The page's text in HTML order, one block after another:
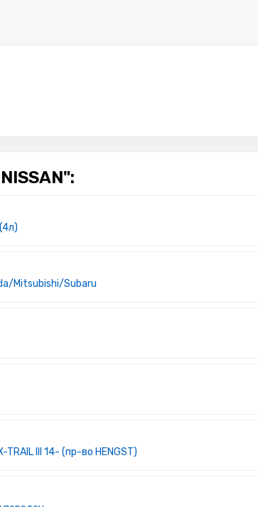
Mitsubishi/Subaru
TRAIL III 14- (пр-во HENGST)